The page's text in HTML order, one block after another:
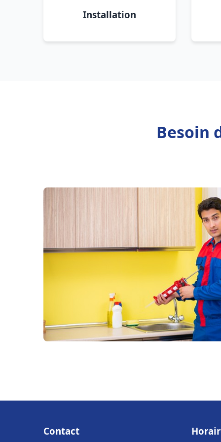
Installation
Besoin
Contact